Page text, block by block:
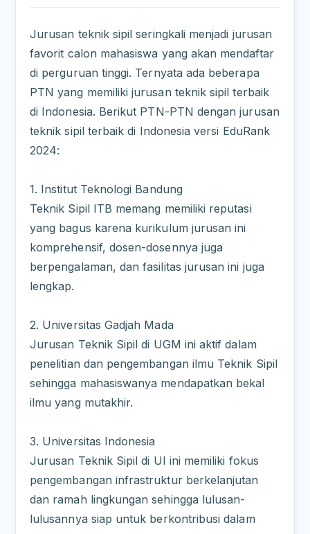
Jurusan teknik sipil seringkali menjadi jurusan
favorit calon mahasiswa yang akan mendaftar
di perguruan tinggi. Ternyata ada beberapa
PTN yang memiliki jurusan teknik sipil terbaik
di Indonesia. Berikut PTN-PTN dengan jurusan
teknik sipil terbaik di Indonesia versi EduRank
2024:
1. Institut Teknologi Bandung
Teknik Sipil ITB memang memiliki reputasi
yang bagus karena kurikulum jurusan ini
komprehensif, dosen-dosennya juga
berpengalaman, dan fasilitas jurusan ini juga
lengkap.
2. Universitas Gadjah Mada
Jurusan Teknik Sipil di UGM ini aktif dalam
penelitian dan pengembangan ilmu Teknik Sipil
sehingga mahasiswanya mendapatkan bekal
ilmu yang mutakhir.
3. Universitas Indonesia
Jurusan Teknik Sipil di UI ini memiliki fokus
pengembangan infrastruktur berkelanjutan
dan ramah lingkungan sehingga lulusan-
lulusannya siap untuk berkontribusi dalam